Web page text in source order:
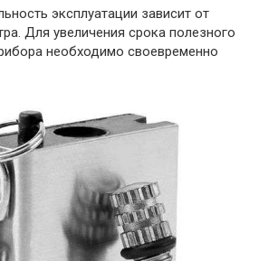
эксплуатации зависит от
Для увеличения срока полезного
необходимо своевременно